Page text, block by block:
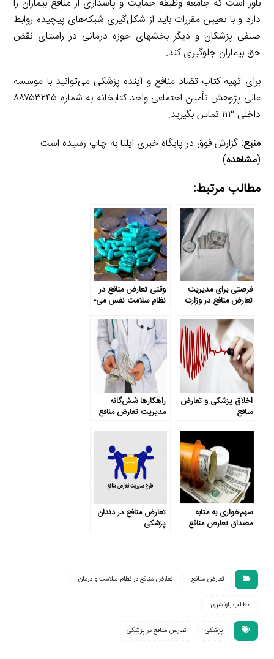
دارد و با تعیین مقررات باید از شکل‌گیری شبکه‌های پیچیده روابط
صنفی پزشکان و دیگر بخش­های حوزه درمانی در راستای نقض
حق بیماران جلوگیری کند.
برای تهیه کتاب تضاد منافع و آینده پزشکی می‌توانید با موسسه
عالی پژوهش تأمین اجتماعی واحد کتابخانه به شماره ۸۸۷۵۳۲۴۵
داخلی ۱۱۳ تماس بگیرید.
منبع: گزارش فوق در پایگاه خبری ایلنا به چاپ رسیده است
(مشاهده)
مطالب مرتبط:
فرصتی برای مدیریت
تعارض منافع در وزارت
وقتی تعارض منافع در
نظام سلامت نفس می­
اخلاق پزشکی و تعارض
منافع
راهکارها شش‌گانه
مدیریت تعارض منافع
سهم‌خواری به مثابه
مصداق تعارض منافع
تعارض منافع در دندان
پزشکی
تعارض منافع تعارض منافع در نظام سلامت و درمان
مطالب بازنشری
پزشکی تعارض منافع در پزشکی